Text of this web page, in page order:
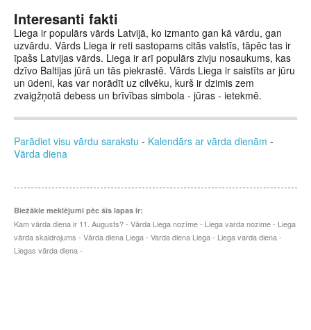
Interesanti fakti
Liega ir populārs vārds Latvijā, ko izmanto gan kā vārdu, gan
uzvārdu. Vārds Liega ir reti sastopams citās valstīs, tāpēc tas ir
īpašs Latvijas vārds. Liega ir arī populārs zivju nosaukums, kas
dzīvo Baltijas jūrā un tās piekrastē. Vārds Liega ir saistīts ar jūru
un ūdeni, kas var norādīt uz cilvēku, kurš ir dzimis zem
zvaigžņotā debess un brīvības simbola - jūras - ietekmē.
Parādiet visu vārdu sarakstu - Kalendārs ar vārda dienām -
Vārda diena
Biežākie meklējumi pēc šīs lapas ir:
Kam vārda diena ir 11. Augusts? - Vārda Liega nozīme - Liega varda nozime - Liega
vārda skaidrojums - Vārda diena Liega - Varda diena Liega - Liega varda diena -
Liegas vārda diena -